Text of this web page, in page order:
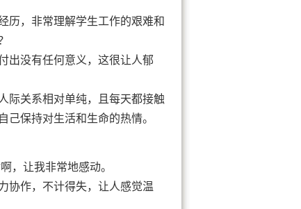
历，非常理解学生工作的艰难和
出没有任何意义，这很让人郁
际关系相对单纯，且每天都接触
保持对生活和生命的热情。
，让我非常地感动。
协作，不计得失，让人感觉温